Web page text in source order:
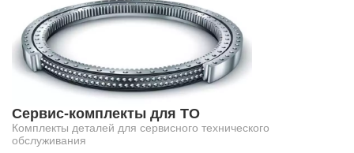
Сервис-комплекты для ТО
Комплекты деталей для сервисного технического
обслуживания